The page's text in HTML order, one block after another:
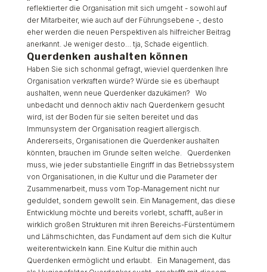
reflektierter die Organisation mit sich umgeht - sowohl auf
der Mitarbeiter, wie auch auf der Führungsebene -, desto
eher werden die neuen Perspektiven als hilfreicher Beitrag
anerkannt. Je weniger desto… tja, Schade eigentlich.
Querdenken aushalten können
Haben Sie sich schonmal gefragt, wieviel querdenken Ihre
Organisation verkraften würde? Würde sie es überhaupt
aushalten, wenn neue Querdenker dazukämen? Wo
unbedacht und dennoch aktiv nach Querdenkern gesucht
wird, ist der Boden für sie selten bereitet und das
Immunsystem der Organisation reagiert allergisch.
Andererseits, Organisationen die Querdenker aushalten
könnten, brauchen im Grunde selten welche. Querdenken
muss, wie jeder substantielle Eingriff in das Betriebssystem
von Organisationen, in die Kultur und die Parameter der
Zusammenarbeit, muss vom Top-Management nicht nur
geduldet, sondern gewollt sein. Ein Management, das diese
Entwicklung möchte und bereits vorlebt, schafft, außer in
wirklich großen Strukturen mit ihren Bereichs-Fürstentümern
und Lähmschichten, das Fundament auf dem sich die Kultur
weiterentwickeln kann. Eine Kultur die mithin auch
Querdenken ermöglicht und erlaubt. Ein Management, das